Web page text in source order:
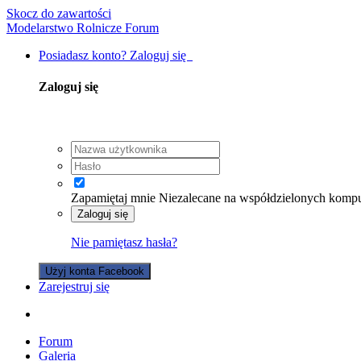
Skocz do zawartości
Modelarstwo Rolnicze Forum
Posiadasz konto? Zaloguj się
Zaloguj się
Zapamiętaj mnie Niezalecane na współdzielonych
Zaloguj się
Nie pamiętasz hasła?
Użyj konta Facebook
Zarejestruj się
Forum
Galeria